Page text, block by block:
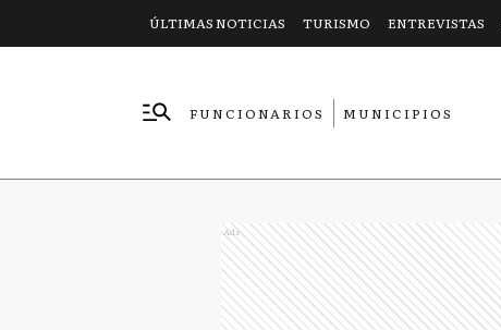
ÚLTIMAS NOTICIAS TURISMO ENTREVISTAS
FUNCIONARIOS
MUNICIPIOS
Ads